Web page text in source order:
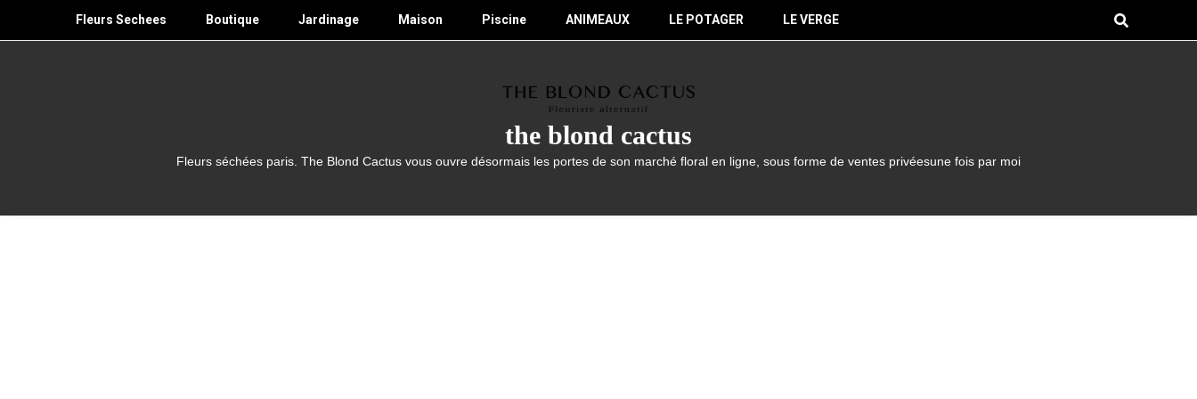
content
Fleurs Sechees Boutique Jardinage Maison Piscine ANIMEAUX LE POTAGER LE VERGE
the blond cactus
Fleurs séchées paris. The Blond Cactus vous ouvre désormais les portes de son marché floral en ligne, sous forme de ventes privéesune fois par moi